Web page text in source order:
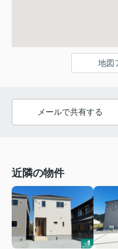
地図
メールで共有する
近隣の物件